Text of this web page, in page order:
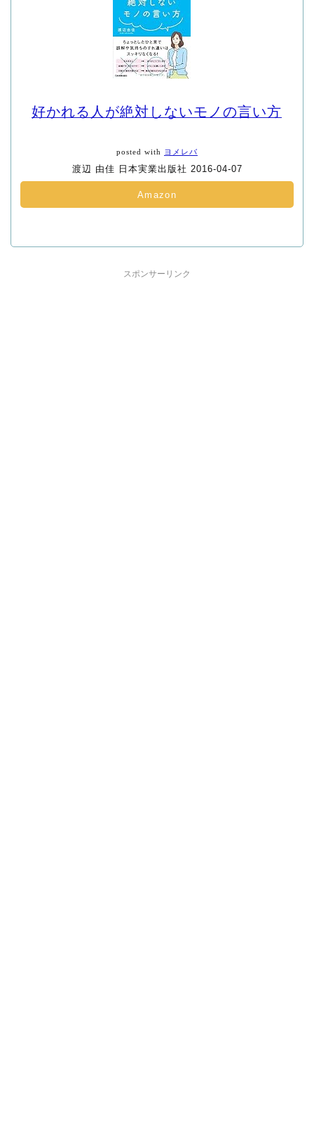
好かれる人が絶対しないモノの言い方
posted with ヨメレバ
渡辺 由佳 日本実業出版社 2016-04-07
Amazon
スポンサーリンク